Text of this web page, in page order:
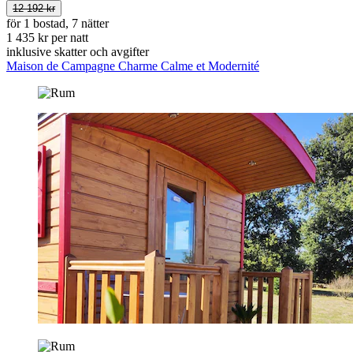
12 192 kr
för 1 bostad, 7 nätter
1 435 kr per natt
inklusive skatter och avgifter
Maison de Campagne Charme Calme et Modernité